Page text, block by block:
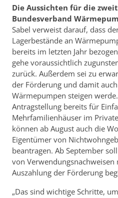
Die Aussichten für die
Bundesverband
Sabel verweist darauf, dass
Lagerbestände an
bereits im letzten Jahr
gehe voraussichtlich
zurück. Außerdem sei zu
der Förderung und damit
Wärmepumpen steigen
Antragstellung bereits für
Mehrfamilienhäuser im
können ab August auch die
Eigentümer von
beantragen. Ab September
von Verwendungsnachweisen
Auszahlung der Förderung
„Das sind wichtige Schritte,